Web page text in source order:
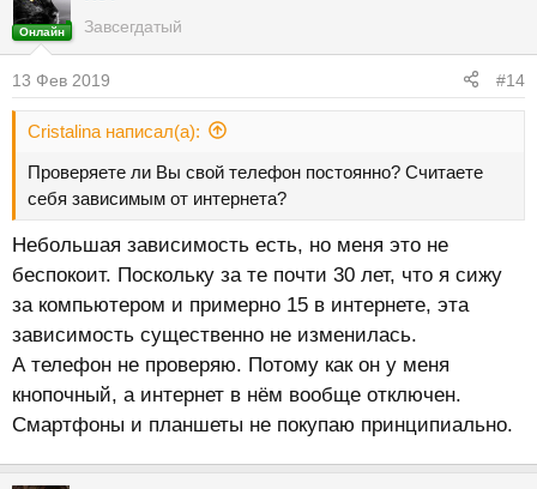
Онлайн Завсегдатый
13 Фев 2019 #14
Cristalina написал(а):
Проверяете ли Вы свой телефон постоянно? Считаете
себя зависимым от интернета?
Небольшая зависимость есть, но меня это не
беспокоит. Поскольку за те почти 30 лет, что я сижу
за компьютером и примерно 15 в интернете, эта
зависимость существенно не изменилась.
А телефон не проверяю. Потому как он у меня
кнопочный, а интернет в нём вообще отключен.
Смартфоны и планшеты не покупаю принципиально.